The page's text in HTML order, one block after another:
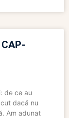
de ce au
dacă nu
Am adunat